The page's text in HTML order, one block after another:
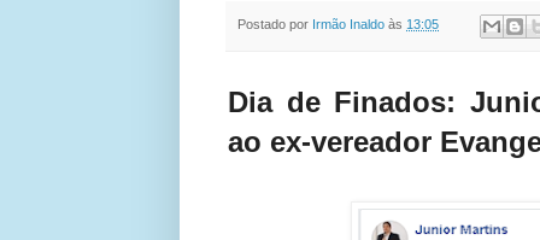
Postado por Irmão Inaldo às 13:05
Dia de Finados:
ao ex-vereador